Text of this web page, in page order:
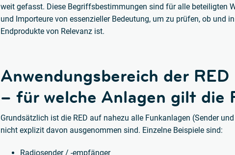
weit gefasst. Diese Begriffsbestimmungen sind für alle beteiligten
und Importeure von essenzieller Bedeutung, um zu prüfen, ob und
Endprodukte von Relevanz ist.
Anwendungsbereich der RED
– für welche Anlagen gilt die
Grundsätzlich ist die RED auf nahezu alle Funkanlagen (Sender
nicht explizit davon ausgenommen sind. Einzelne Beispiele sind:
Radiosender / -empfänger